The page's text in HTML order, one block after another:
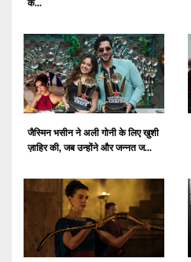
क...
जैस्मिन भसीन ने अली गोनी के लिए खुशी
ज़ाहिर की, जब उन्होंने और जन्नत ज...